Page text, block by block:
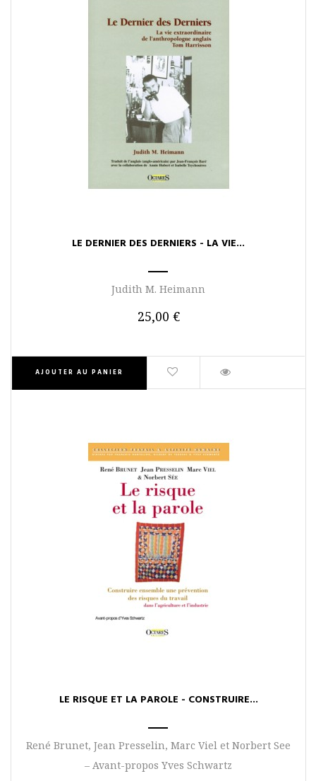
AJOUTER AU PANIER
LE DERNIER DES DERNIERS - LA VIE...
Judith M. Heimann
25,00 €
LE RISQUE ET LA PAROLE - CONSTRUIRE...
René Brunet, Jean Presselin, Marc Viel et Norbert See
– Avant-propos Yves Schwartz